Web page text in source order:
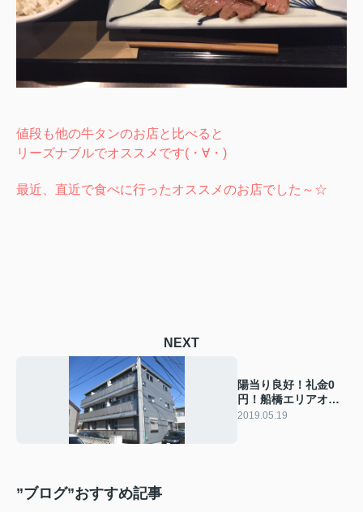
値段も他の牛タンのお店と比べると
リーズナブルでオススメです(・∀・)
最近、直近で食べに行ったオススメのお店でした～☆
NEXT
陽当り良好！礼金0
円！船橋エリアオス
スメ物件☆
2019.05.19
”ブログ”おすすめ記事